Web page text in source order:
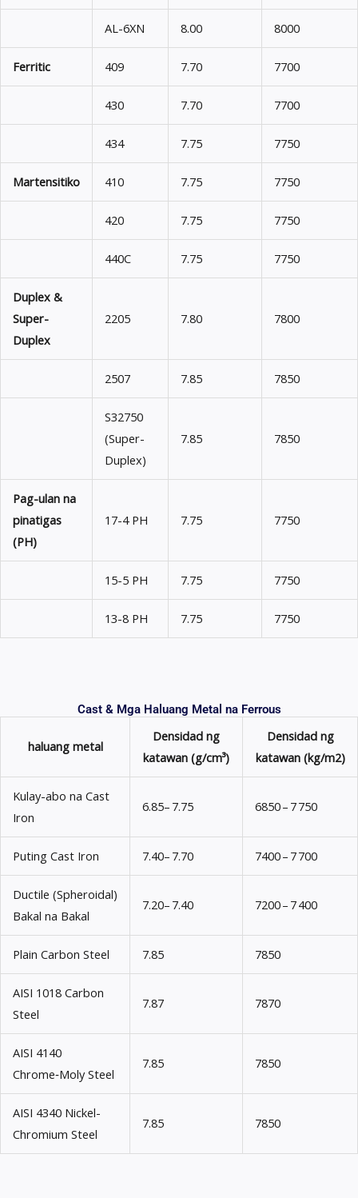
AL-6XN 8.00 8000
Ferritic 409 7.70 7700
430 7.70 7700
434 7.75 7750
Martensitiko 410 7.75 7750
420 7.75 7750
440C 7.75 7750
Duplex &
Super-
Duplex
2205 7.80 7800
2507 7.85 7850
S32750
(Super-
Duplex)
7.85 7850
Pag-ulan na
pinatigas
(PH)
17-4 PH 7.75 7750
15-5 PH 7.75 7750
13-8 PH 7.75 7750
Cast & Mga Haluang Metal na Ferrous
haluang metal
Densidad ng
katawan (g/cm³)
Densidad ng
katawan (kg/m2)
Kulay-abo na Cast
Iron
6.85– 7.75 6850 – 7 750
Puting Cast Iron 7.40– 7.70 7400 – 7 700
Ductile (Spheroidal)
Bakal na Bakal
7.20– 7.40 7200 – 7 400
Plain Carbon Steel 7.85 7850
AISI 1018 Carbon
Steel
7.87 7870
AISI 4140
Chrome‑Moly Steel
7.85 7850
AISI 4340 Nickel-
Chromium Steel
7.85 7850